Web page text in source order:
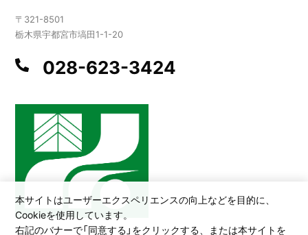
本サイトはユーザーエクスペリエンスの向上などを目的に、
Cookieを使用しています。
右記のバナーで「同意する」をクリックする、または本サイトを
〒321-8501
栃木県宇都宮市塙田1-1-20
028-623-3424